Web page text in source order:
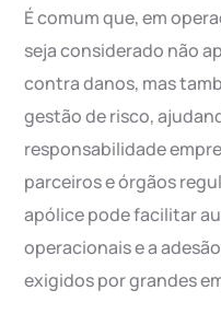
É comum que, em
seja considerado não
contra danos, mas
gestão de risco,
responsabilidade
parceiros e órgãos
apólice pode facilitar
operacionais e a
exigidos por grandes